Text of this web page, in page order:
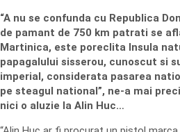
“A nu se confunda cu Republica
de pamant de 750 km patrati se
Martinica, este poreclita Insula
papagalului sisserou, cunoscut si
imperial, considerata pasarea
pe steagul national”, ne-a mai
nici o aluzie la Alin Huc…